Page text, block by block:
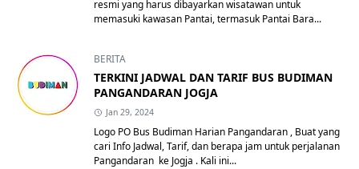
resmi yang harus dibayarkan wisatawan untuk
memasuki kawasan Pantai, termasuk Pantai Bara...
BERITA
TERKINI JADWAL DAN TARIF BUS BUDIMAN
PANGANDARAN JOGJA
Jan 29, 2024
Logo PO Bus Budiman Harian Pangandaran , Buat yang
cari Info Jadwal, Tarif, dan berapa jam untuk perjalanan
Pangandaran ke Jogja . Kali ini...